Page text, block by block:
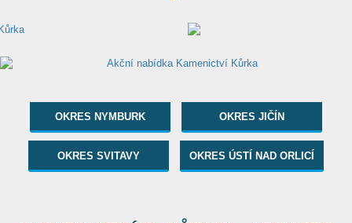
OKRES NYMBURK OKRES JIČÍN
OKRES SVITAVY OKRES ÚSTÍ NAD ORLICÍ